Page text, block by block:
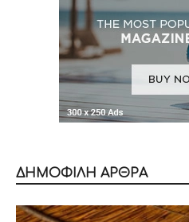
ΔΗΜΟΦΙΛΗ ΑΡΘΡΑ